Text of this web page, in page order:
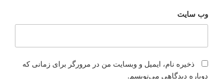
وب‌ سایت
ذخیره نام، ایمیل و وبسایت من در مرورگر برای زمانی که
دوباره دیدگاهی می‌نویسم.